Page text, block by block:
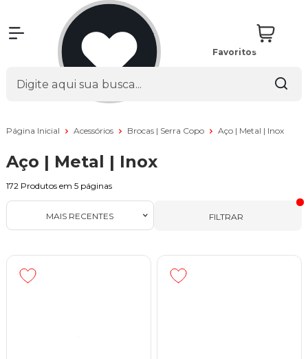
Favoritos
Página Inicial Acessórios Brocas | Serra Copo Aço | Metal | Inox
Aço | Metal | Inox
172 Produtos em 5 páginas
FILTRAR
MAIS RECENTES